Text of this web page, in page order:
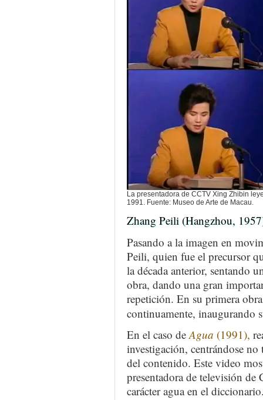
La presentadora de CCTV Xing Zhibin
1991. Fuente: Museo de Arte de Macau.
Zhang Peili (Hangzhou,
Pasando a la imagen en
Peili, quien fue el precursor
la década anterior, sentando
obra, dando una gran
repetición. En su primera
continuamente, inaugurando
En el caso deAgua (1991),
investigación, centrándose
del contenido. Este video
presentadora de televisión de
carácter agua en el